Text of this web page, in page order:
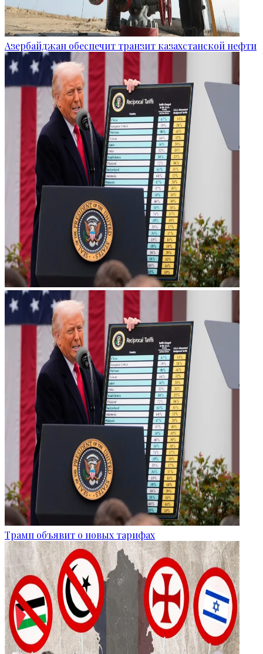
Азербайджан обеспечит транзит казахстанской нефти
Трамп объявит о новых тарифах